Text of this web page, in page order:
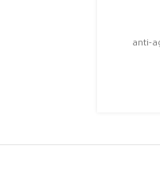
anti-